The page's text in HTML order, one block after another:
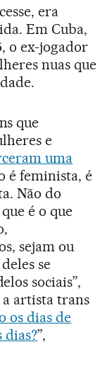
era
Em Cuba,
o ex-jogador
nuas que
que
e
uma
é feminista, é
Não do
é o que
sejam ou
se
sociais”,
a artista trans
os dias de
dias?”,